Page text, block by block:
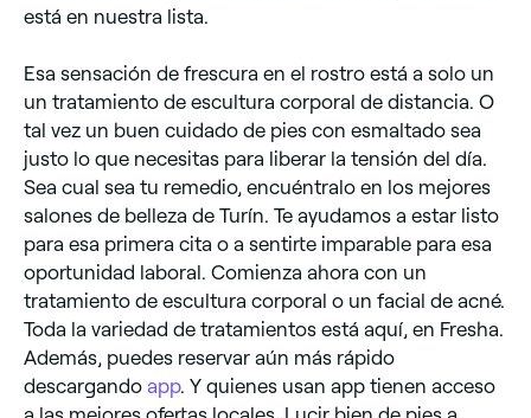
está en nuestra lista.
Esa sensación de frescura en el rostro está a solo un
un tratamiento de escultura corporal de distancia. O
tal vez un buen cuidado de pies con esmaltado sea
justo lo que necesitas para liberar la tensión del día.
Sea cual sea tu remedio, encuéntralo en los mejores
salones de belleza de Turín. Te ayudamos a estar listo
para esa primera cita o a sentirte imparable para esa
oportunidad laboral. Comienza ahora con un
tratamiento de escultura corporal o un facial de acné.
Toda la variedad de tratamientos está aquí, en Fresha.
Además, puedes reservar aún más rápido
descargando app. Y quienes usan app tienen acceso